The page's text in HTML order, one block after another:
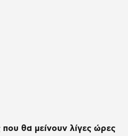
που θα μείνουν λίγες ώρες